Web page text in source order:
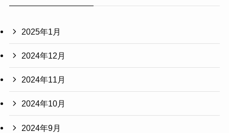
2025年1月
2024年12月
2024年11月
2024年10月
2024年9月